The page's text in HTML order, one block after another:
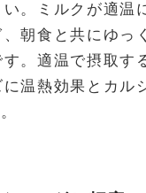
。ミルクが適温
、朝食と共にゆっ
。適温で摂取す
温熱効果とカル